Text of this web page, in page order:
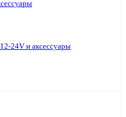
24V и аксессуары